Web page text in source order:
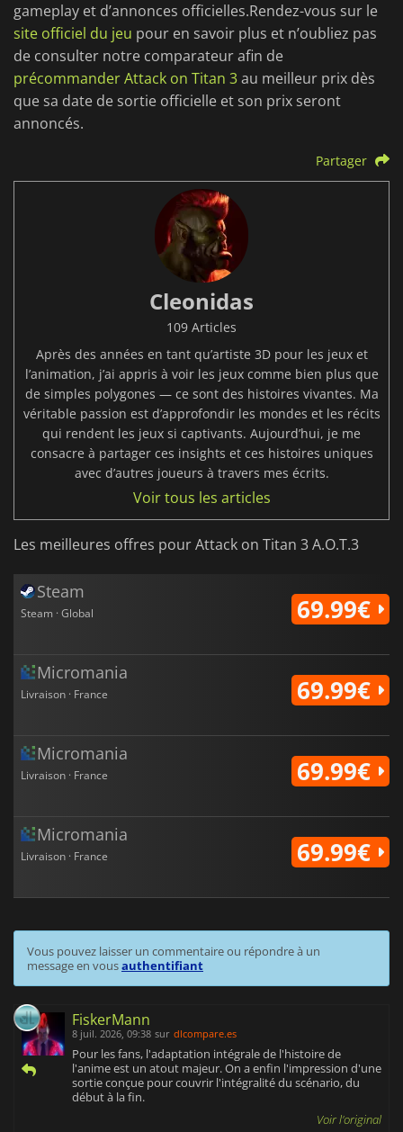
gameplay et d’annonces officielles.Rendez-vous sur le
site officiel du jeu pour en savoir plus et n’oubliez pas
de consulter notre comparateur afin de
précommander Attack on Titan 3au meilleur prix dès
que sa date de sortie officielle et son prix seront
annoncés.
Partager
Cleonidas
109 Articles
Après des années en tant qu’artiste 3D pour les jeux et
l’animation, j’ai appris à voir les jeux comme bien plus que
de simples polygones — ce sont des histoires vivantes. Ma
véritable passion est d’approfondir les mondes et les récits
qui rendent les jeux si captivants. Aujourd’hui, je me
consacre à partager ces insights et ces histoires uniques
avec d’autres joueurs à travers mes écrits.
Voir tous les articles
Les meilleures offres pour Attack on Titan 3 A.O.T.3
Steam
Steam · Global 69.99€
Micromania
Livraison · France 69.99€
Micromania
Livraison · France 69.99€
Micromania
Livraison · France 69.99€
Vous pouvez laisser un commentaire ou répondre à un
message en vousauthentifiant
FiskerMann
8 juil. 2026, 09:38 sur dlcompare.es
Pour les fans, l'adaptation intégrale de l'histoire de
l'anime est un atout majeur. On a enfin l'impression d'une
sortie conçue pour couvrir l'intégralité du scénario, du
début à la fin.
Voir l'original